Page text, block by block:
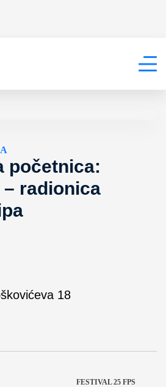
početnica:
radionica
18
FESTIVAL 25 FPS